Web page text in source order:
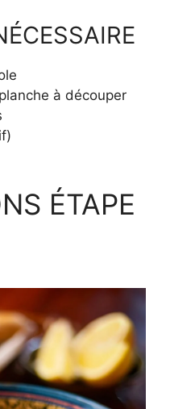
à découper
ÉTAPE